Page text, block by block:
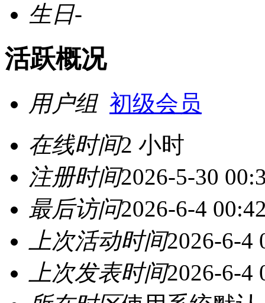
生日-
活跃概况
用户组 初级会员
在线时间2 小时
注册时间2026-5-30
最后访问2026-6-4
上次活动时间2026-6-4
上次发表时间2026-6-4